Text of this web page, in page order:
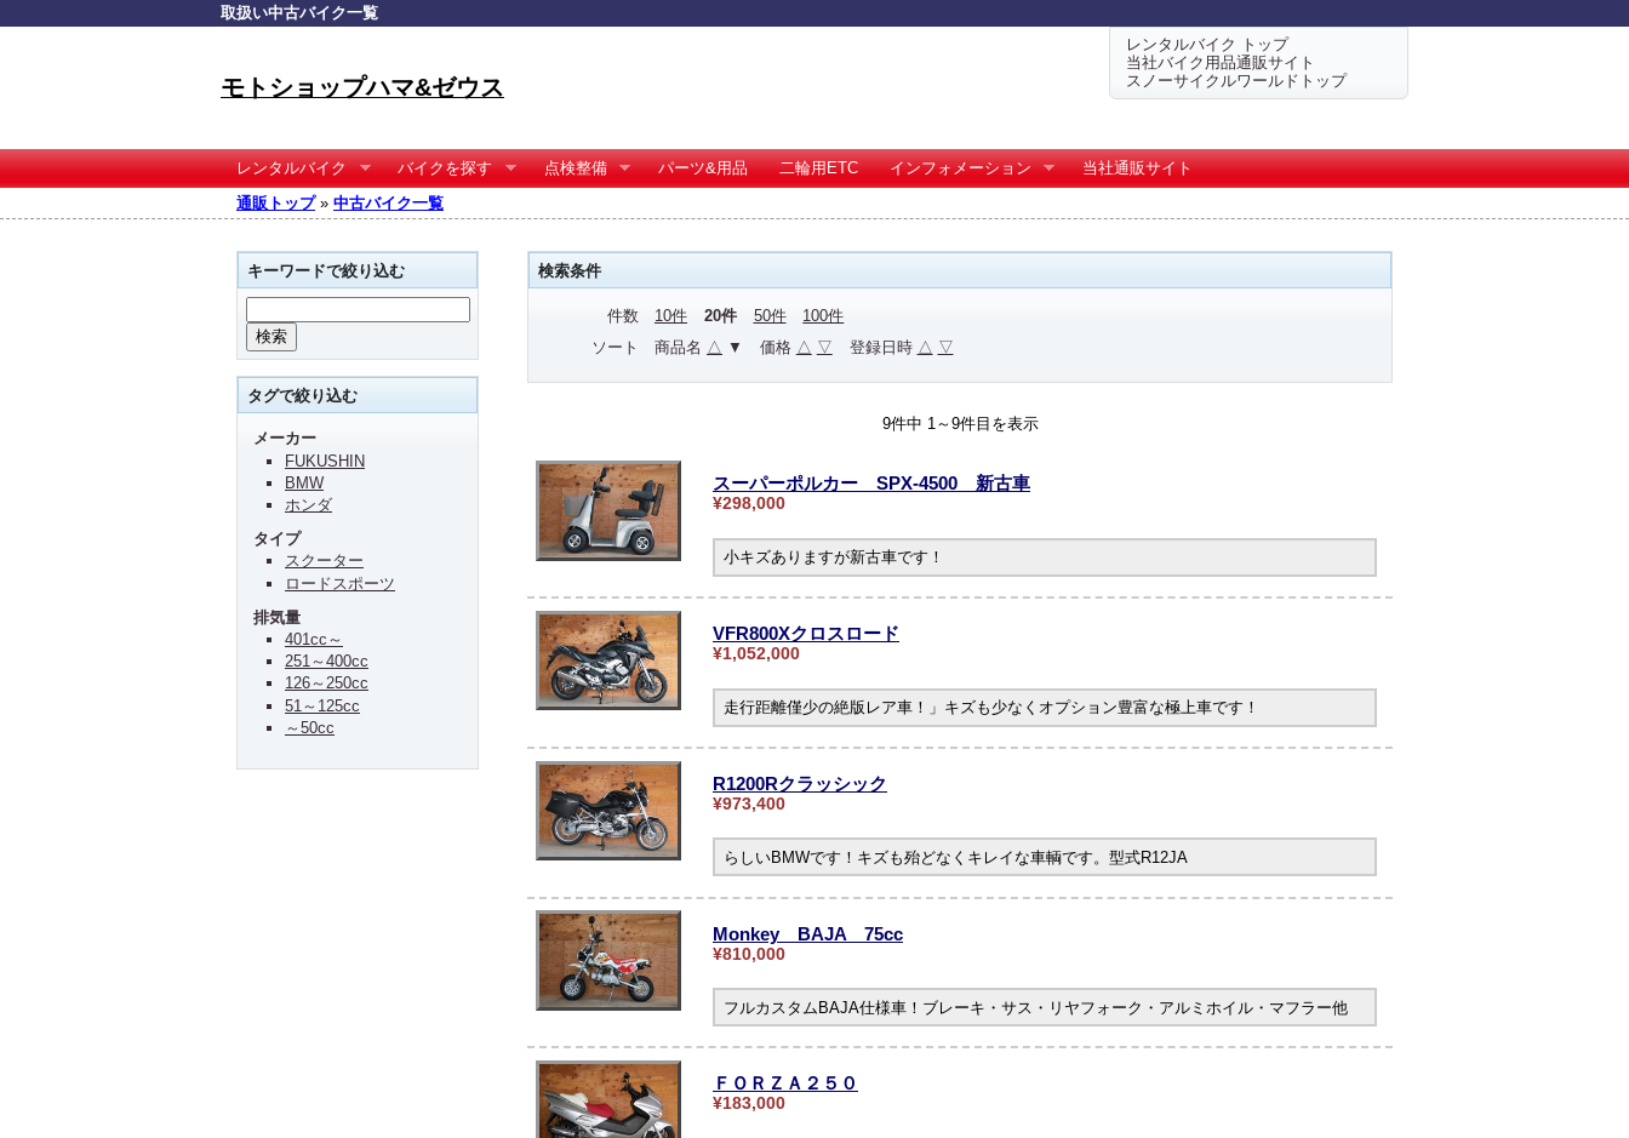
取扱い中古バイク一覧
モトショップハマ&ゼウス
レンタルバイク トップ
当社バイク用品通販サイト
スノーサイクルワールドトップ
レンタルバイク バイクを探す 点検整備 パーツ&用品 二輪用ETC インフォメーション
当社通販サイト
通販トップ» 中古バイク一覧
検索条件
件数 10件 20件 50件
100件
ソート
商品名 △ ▼ 価格 △ ▽ 登録日時 △ ▽
9件中 1～9件目を表示
スーパーポルカー SPX-4500 新古車
¥298,000
小キズありますが新古車です！
VFR800Xクロスロード
¥1,052,000
走行距離僅少の絶版レア車！」キズも少なくオプション豊富な極上車です！
R1200Rクラッシック
¥973,400
らしいBMWです！キズも殆どなくキレイな車輌です。型式R12JA
Monkey BAJA 75cc
¥810,000
フルカスタムBAJA仕様車！ブレーキ・サス・リヤフォーク・アルミホイル・マフラー他
ＦＯＲＺＡ２５０
¥183,000
キーワードで絞り込む
タグで絞り込む
メーカー
FUKUSHIN
BMW
ホンダ
タイプ
スクーター
ロードスポーツ
排気量
401cc～
251～400cc
126～250cc
51～125cc
～50cc